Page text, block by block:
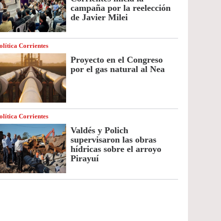
campaña por la reelección
de Javier Milei
Corrientes
Proyecto en el Congreso
por el gas natural al Nea
Corrientes
Valdés y Polich
supervisaron las obras
hídricas sobre el arroyo
Pirayuí